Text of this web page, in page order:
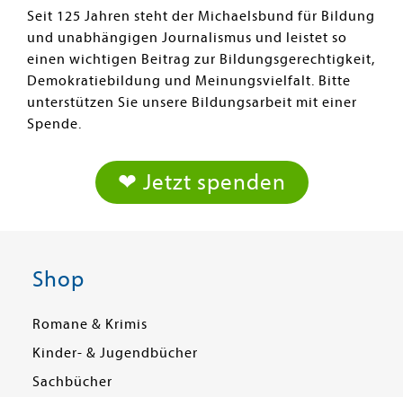
Seit 125 Jahren steht der Michaelsbund für Bildung
und unabhängigen Journalismus und leistet so
einen wichtigen Beitrag zur Bildungsgerechtigkeit,
Demokratiebildung und Meinungsvielfalt. Bitte
unterstützen Sie unsere Bildungsarbeit mit einer
Spende.
❤ Jetzt spenden
Shop
Romane & Krimis
Kinder- & Jugendbücher
Sachbücher